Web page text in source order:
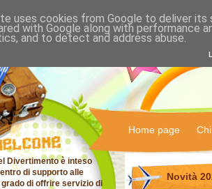
IL
Home page
Divertimento è inteso
di supporto alle
di offrire servizio di
Novità
uses cookies from Google to deliver its
with Google along with performance
and to detect and address abuse.